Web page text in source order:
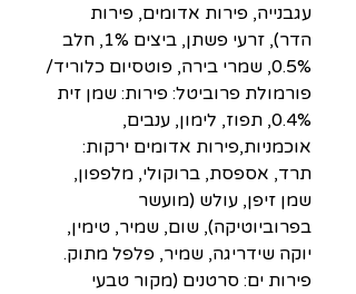
עגבנייה, פירות אדומים, פירות
הדר), זרעי פשתן, ביצים 1%, חלב
0.5%, שמרי בירה, פוטסיום כלוריד/
פורמולת פרוביטל: פירות: שמן זית
0.4%, תפוז, לימון, ענבים,
אוכמניות,פירות אדומים ירקות:
תרד, אספסת, ברוקולי, מלפפון,
שמן זיפן, עולש (מועשר
בפרוביוטיקה), שום, שמיר, טימין,
יוקה שידריגה, שמיר, פלפל מתוק.
פירות ים: סרטנים (מקור טבעי